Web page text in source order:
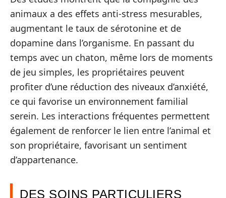
animaux a des effets anti-stress mesurables,
augmentant le taux de sérotonine et de
dopamine dans l’organisme. En passant du
temps avec un chaton, même lors de moments
de jeu simples, les propriétaires peuvent
profiter d’une réduction des niveaux d’anxiété,
ce qui favorise un environnement familial
serein. Les interactions fréquentes permettent
également de renforcer le lien entre l’animal et
son propriétaire, favorisant un sentiment
d’appartenance.
DES SOINS PARTICULIERS